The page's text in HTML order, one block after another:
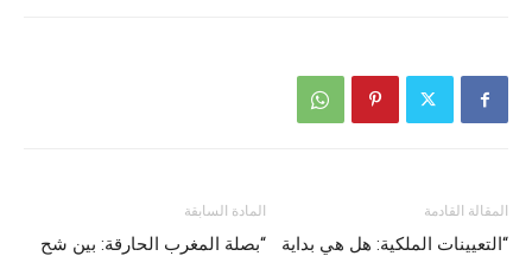
المادة السابقة
“بصلة المغرب الحارقة: بين شح
المقالة القادمة
“التعيينات الملكية: هل هي بداية